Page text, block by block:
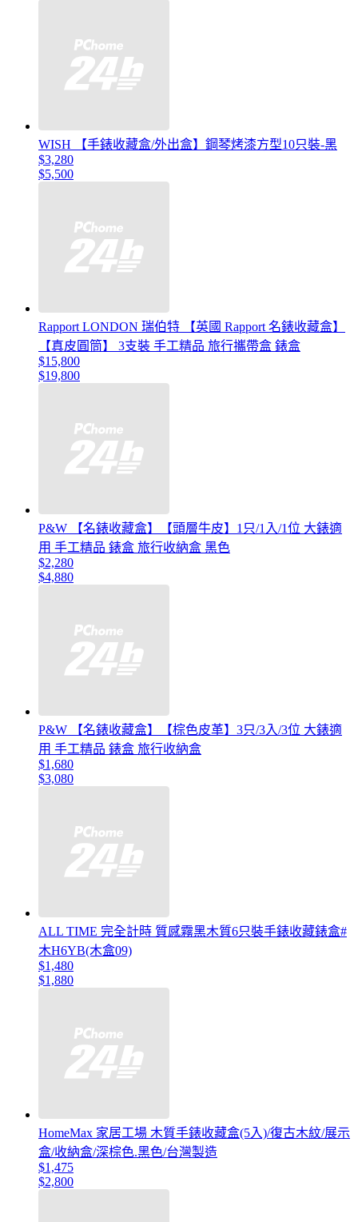
WISH 【手錶收藏盒/外出盒】鋼琴烤漆方型10只裝-黑
$3,280
$5,500
Rapport LONDON 瑞伯特 【英國 Rapport 名錶收藏盒】
【真皮圓筒】 3支裝 手工精品 旅行攜帶盒 錶盒
$15,800
$19,800
P&W 【名錶收藏盒】【頭層牛皮】1只/1入/1位 大錶適
用 手工精品 錶盒 旅行收納盒 黑色
$2,280
$4,880
P&W 【名錶收藏盒】【棕色皮革】3只/3入/3位 大錶適
用 手工精品 錶盒 旅行收納盒
$1,680
$3,080
ALL TIME 完全計時 質感霧黑木質6只裝手錶收藏錶盒#
木H6YB(木盒09)
$1,480
$1,880
HomeMax 家居工場 木質手錶收藏盒(5入)/復古木紋/展示
盒/收納盒/深棕色.黑色/台灣製造
$1,475
$2,800